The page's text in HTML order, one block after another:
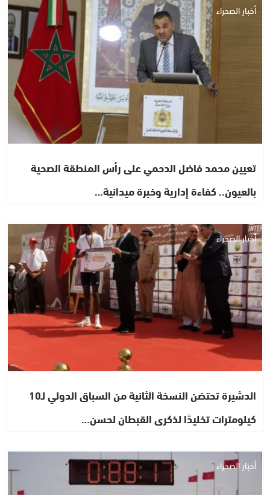
أخبار الصحراء
تعيين محمد فاضل الدحمي على رأس المنطقة الصحية
بالعيون.. كفاءة إدارية وخبرة ميدانية…
أخبار الصحراء
الدشيرة تحتضن النسخة الثانية من السباق الدولي لـ10
كيلومترات تخليدًا لذكرى القبطان لحسن…
أخبار الصحراء